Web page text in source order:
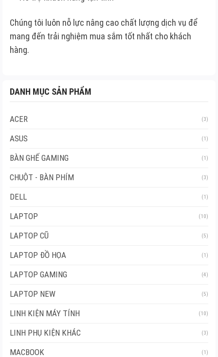
Chúng tôi luôn nỗ lực nâng cao chất lượng dịch vụ để
mang đến trải nghiệm mua sắm tốt nhất cho khách
hàng.
DANH MỤC SẢN PHẨM
ACER (3)
ASUS (1)
BÀN GHẾ GAMING (1)
CHUỘT - BÀN PHÍM (3)
DELL (1)
LAPTOP (10)
LAPTOP CŨ (5)
LAPTOP ĐỒ HỌA (1)
LAPTOP GAMING (4)
LAPTOP NEW (5)
LINH KIỆN MÁY TÍNH (10)
LINH PHỤ KIỆN KHÁC (3)
MACBOOK (1)